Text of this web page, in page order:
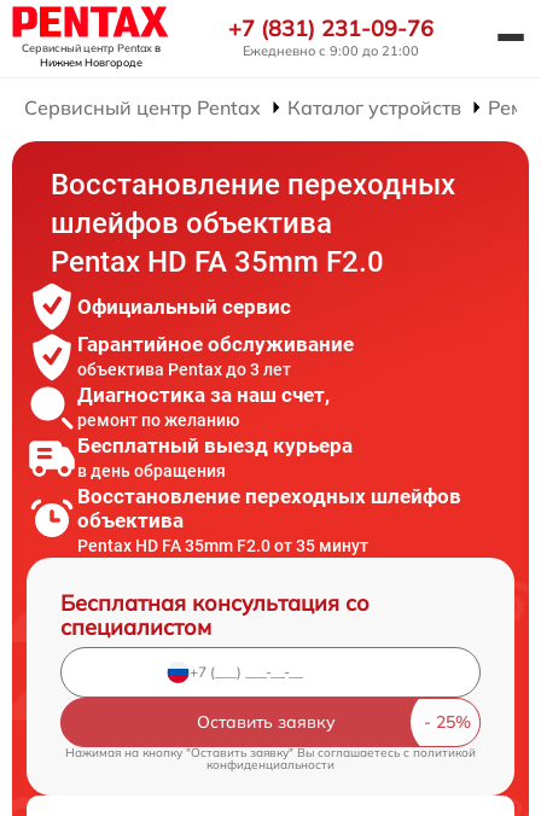
Сервисный центр Pentaxв
Нижнем Новгороде
+7 (831) 231-09-76
Ежедневно с 9:00 до 21:00
Сервисный центр Pentax Каталог устройств
Восстановление переходных
шлейфов объектива
Pentax HD FA 35mm F2.0
Официальный сервис
Гарантийное обслуживание
объектива Pentax до 3 лет
Диагностика за наш счет,
ремонт по желанию
Бесплатный выезд курьера
в день обращения
Восстановление переходных шлейфов
объектива
Pentax HD FA 35mm F2.0 от 35 минут
Бесплатная консультация со
специалистом
Оставить заявку
Нажимая на кнопку "Оставить заявку" Вы соглашаетесь cполитикой
конфиденциальности